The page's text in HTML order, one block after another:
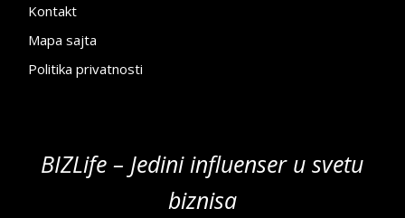
Kontakt
Mapa sajta
Politika privatnosti
BIZLife – Jedini influenser u svetu
biznisa